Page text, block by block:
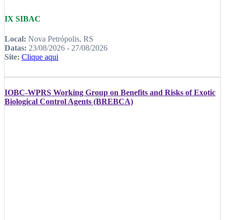
IX SIBAC
Local: Nova Petrópolis, RS
Datas: 23/08/2026 - 27/08/2026
Site: Clique aqui
IOBC-WPRS Working Group on Benefits and Risks of Exotic
Biological Control Agents (BREBCA)